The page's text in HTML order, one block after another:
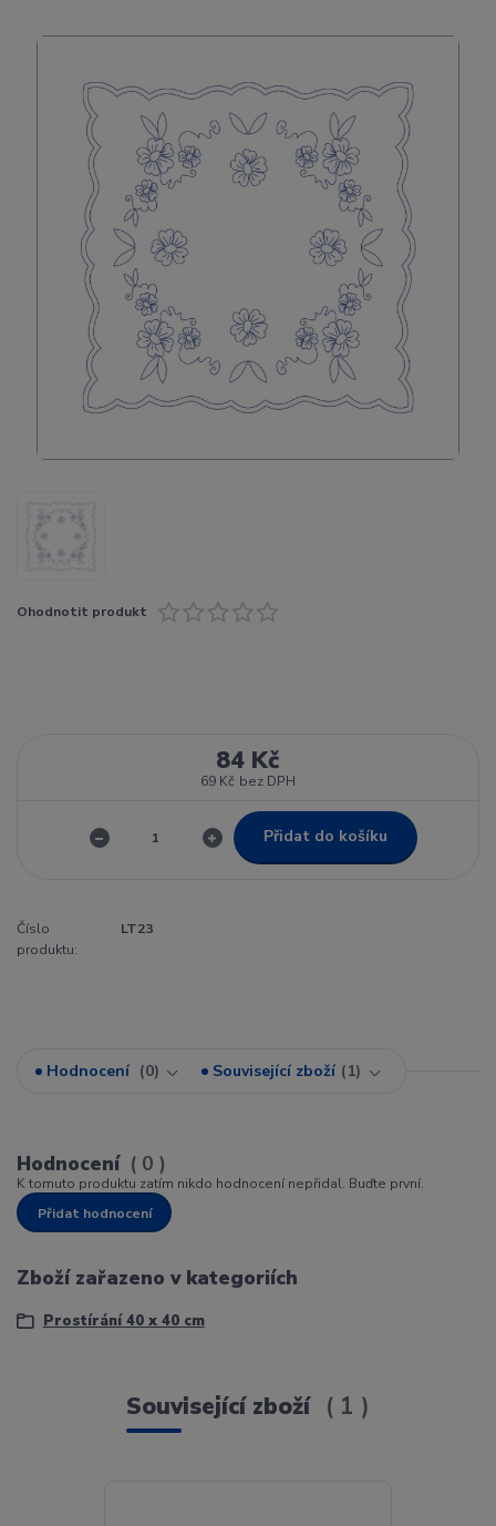
Ohodnotit produkt
84 Kč
69 Kč bez DPH
Přidat do košíku
Číslo
produktu:
LT23
Hodnocení 0 Související zboží 1
Hodnocení 0
K tomuto produktu zatím nikdo hodnocení nepřidal. Buďte první.
Přidat hodnocení
Zboží zařazeno v kategoriích
Prostírání 40 x 40 cm
Související zboží 1